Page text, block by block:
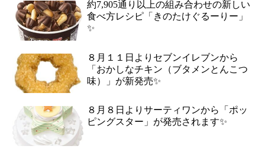
約7,905通り以上の組み合わせの新しい
食べ方レシピ「きのたけぐるーりー」
✨
８月１１日よりセブンイレブンから
「おかしなチキン（ブタメンとんこつ
味）」が新発売✨
８月８日よりサーティワンから「ポッ
ピングスター」が発売されます✨